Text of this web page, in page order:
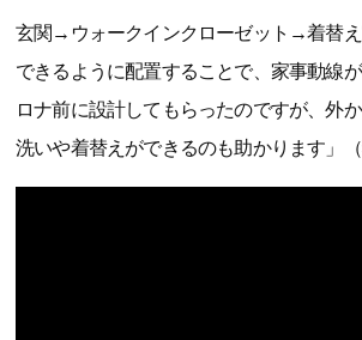
玄関→ウォークインクローゼット→着替
できるように配置することで、家事動線
ロナ前に設計してもらったのですが、外
洗いや着替えができるのも助かります」（